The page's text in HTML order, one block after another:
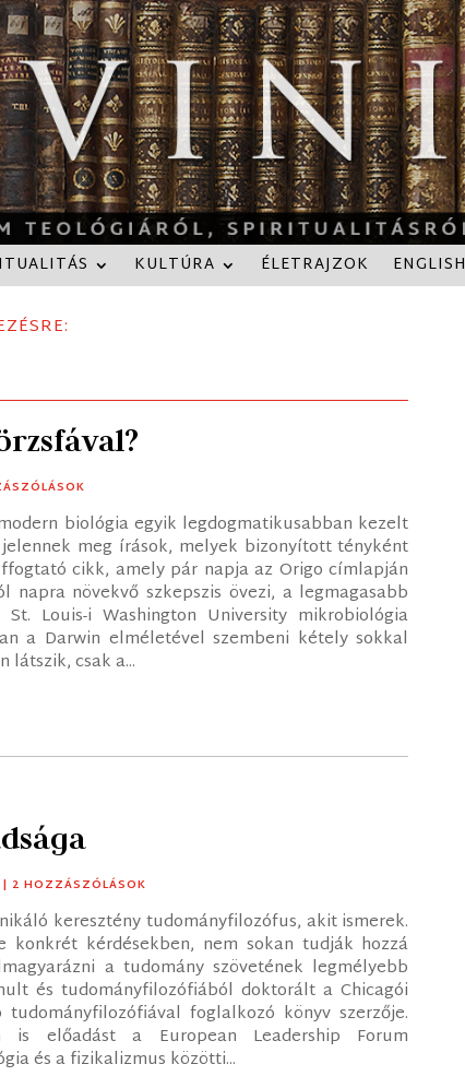
KULTÚRA ÉLETRAJZOK ENGLISH
biológia egyik legdogmatikusabban kezelt
meg írások, melyek bizonyított tényként
cikk, amely pár napja az Origo címlapján
növekvő szkepszis övezi, a legmagasabb
Louis-i Washington University mikrobiológia
a Darwin elméletével szembeni kétely sokkal
csak a...
| 2 HOZZÁSZÓLÁSOK
keresztény tudományfilozófus, akit ismerek.
kérdésekben, nem sokan tudják hozzá
a tudomány szövetének legmélyebb
és tudományfilozófiából doktorált a Chicagói
foglalkozó könyv szerzője.
is előadást a European Leadership Forum
és a fizikalizmus közötti...